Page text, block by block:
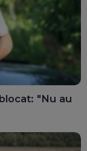
"Nu au